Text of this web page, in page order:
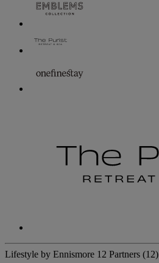
Lifestyle by Ennismore 12 Partners (12)